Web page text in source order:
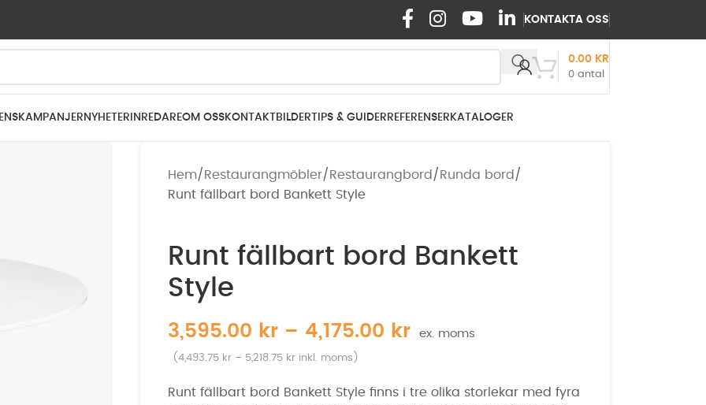
KONTAKTA OSS
0 antal
0.00 KR
KAMPANJER NYHETER INREDAREOM OSSKONTAKT BILDER TIPS & GUIDER REFERENSER KATALOGER
Hem Restaurangmöbler Restaurangbord
Runda bord
Runt fällbart bord Bankett Style
Runt fällbart bord Bankett
Style
3,595.00 kr – 4,175.00 kr
(4,493.75 kr – 5,218.75 krinkl. moms)
Runt fällbart bord Bankett Style finns i tre olika storlekar med fyra